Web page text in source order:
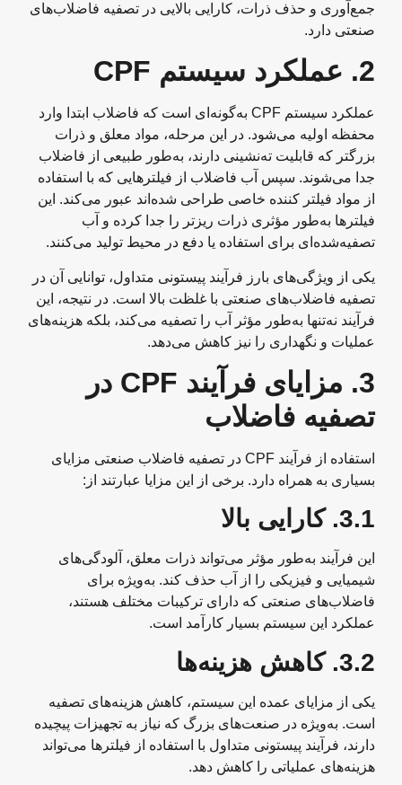
جمع‌آوری و حذف ذرات، کارایی بالایی در تصفیه فاضلاب‌های
صنعتی دارد.
2. عملکرد سیستمCPF
عملکرد سیستم CPF به‌گونه‌ای است که فاضلاب ابتدا وارد
محفظه اولیه می‌شود. در این مرحله، مواد معلق و ذرات
بزرگتر که قابلیت ته‌نشینی دارند، به‌طور طبیعی از فاضلاب
جدا می‌شوند. سپس آب فاضلاب از فیلترهایی که با استفاده
از مواد فیلتر کننده خاصی طراحی شده‌اند عبور می‌کند. این
فیلترها به‌طور مؤثری ذرات ریزتر را جدا کرده و آب
تصفیه‌شده‌ای برای استفاده یا دفع در محیط تولید می‌کنند.
یکی از ویژگی‌های بارز فرآیند پیستونی متداول، توانایی آن در
تصفیه فاضلاب‌های صنعتی با غلظت بالا است. در نتیجه، این
فرآیند نه‌تنها به‌طور مؤثر آب را تصفیه می‌کند، بلکه هزینه‌های
عملیات و نگهداری را نیز کاهش می‌دهد.
3. مزایای فرآیندCPF
در
تصفیه فاضلاب
استفاده از فرآیند CPF در تصفیه فاضلاب صنعتی مزایای
بسیاری به همراه دارد. برخی از این مزایا عبارتند از:
3.1. کارایی بالا
این فرآیند به‌طور مؤثر می‌تواند ذرات معلق، آلودگی‌های
شیمیایی و فیزیکی را از آب حذف کند. به‌ویژه برای
فاضلاب‌های صنعتی که دارای ترکیبات مختلف هستند،
عملکرد این سیستم بسیار کارآمد است.
3.2. کاهش هزینه‌ها
یکی از مزایای عمده این سیستم، کاهش هزینه‌های تصفیه
است. به‌ویژه در صنعت‌های بزرگ که نیاز به تجهیزات پیچیده
دارند، فرآیند پیستونی متداول با استفاده از فیلترها می‌تواند
هزینه‌های عملیاتی را کاهش دهد.